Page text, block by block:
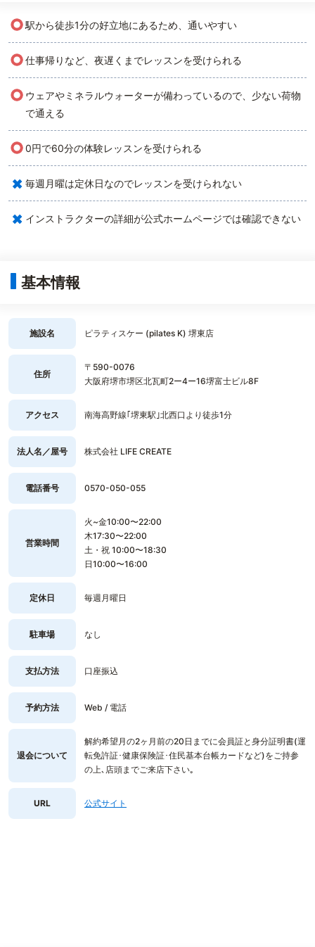
○駅から徒歩1分の好立地にあるため、通いやすい
○仕事帰りなど、夜遅くまでレッスンを受けられる
○ ウェアやミネラルウォーターが備わっているので、少ない荷物
で通える
○0円で60分の体験レッスンを受けられる
× 毎週月曜は定休日なのでレッスンを受けられない
× インストラクターの詳細が公式ホームページでは確認できない
基本情報
施設名 ピラティスケー (pilates K) 堺東店
住所
〒590-0076
大阪府堺市堺区北瓦町2ー4ー16堺富士ビル8F
アクセス 南海高野線｢堺東駅｣北西口より徒歩1分
法人名／屋号 株式会社 LIFE CREATE
電話番号 0570-050-055
営業時間
火~金10:00〜22:00
木17:30〜22:00
土・祝 10:00〜18:30
日10:00〜16:00
定休日 毎週月曜日
駐車場 なし
支払方法 口座振込
予約方法 Web / 電話
退会について
解約希望月の2ヶ月前の20日までに会員証と身分証明書(運
転免許証･健康保険証･住民基本台帳カードなど)をご持参
の上､店頭までご来店下さい｡
URL 公式サイト